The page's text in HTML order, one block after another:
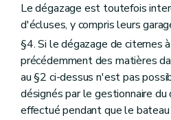
Le dégazage est toutefois
d'écluses, y compris leurs
§4. Si le dégazage de citernes
précédemment des matières
au §2 ci-dessus n'est pas
désignés par le gestionnaire
effectué pendant que le